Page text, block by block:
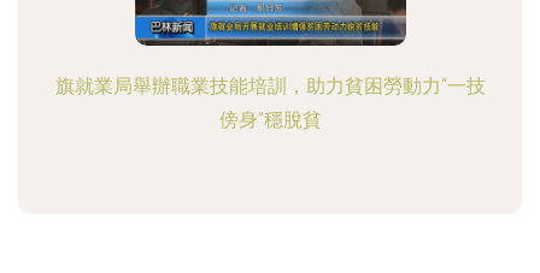
旗就業局舉辦職業技能培訓，助力貧困勞動力“一技
傍身”穩脫貧